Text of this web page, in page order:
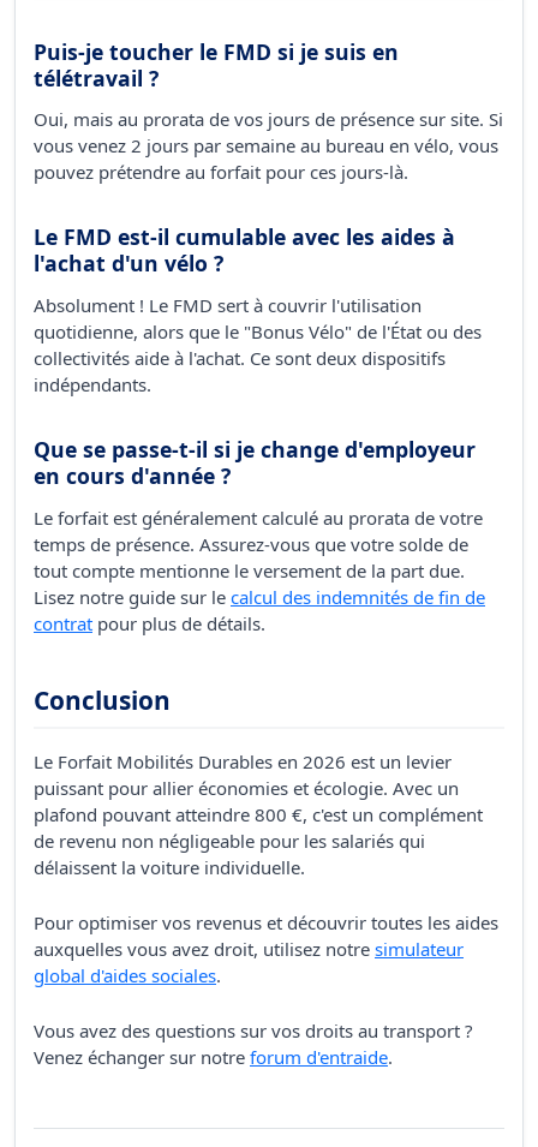
Puis-je toucher le FMD si je suis en
télétravail ?
Oui, mais au prorata de vos jours de présence sur site. Si
vous venez 2 jours par semaine au bureau en vélo, vous
pouvez prétendre au forfait pour ces jours-là.
Le FMD est-il cumulable avec les aides à
l'achat d'un vélo ?
Absolument ! Le FMD sert à couvrir l'utilisation
quotidienne, alors que le "Bonus Vélo" de l'État ou des
collectivités aide à l'achat. Ce sont deux dispositifs
indépendants.
Que se passe-t-il si je change d'employeur
en cours d'année ?
Le forfait est généralement calculé au prorata de votre
temps de présence. Assurez-vous que votre solde de
tout compte mentionne le versement de la part due.
Lisez notre guide sur le calcul des indemnités de fin de
contrat pour plus de détails.
Conclusion
Le Forfait Mobilités Durables en 2026 est un levier
puissant pour allier économies et écologie. Avec un
plafond pouvant atteindre 800 €, c'est un complément
de revenu non négligeable pour les salariés qui
délaissent la voiture individuelle.
Pour optimiser vos revenus et découvrir toutes les aides
auxquelles vous avez droit, utilisez notre simulateur
global d'aides sociales.
Vous avez des questions sur vos droits au transport ?
Venez échanger sur notre forum d'entraide.